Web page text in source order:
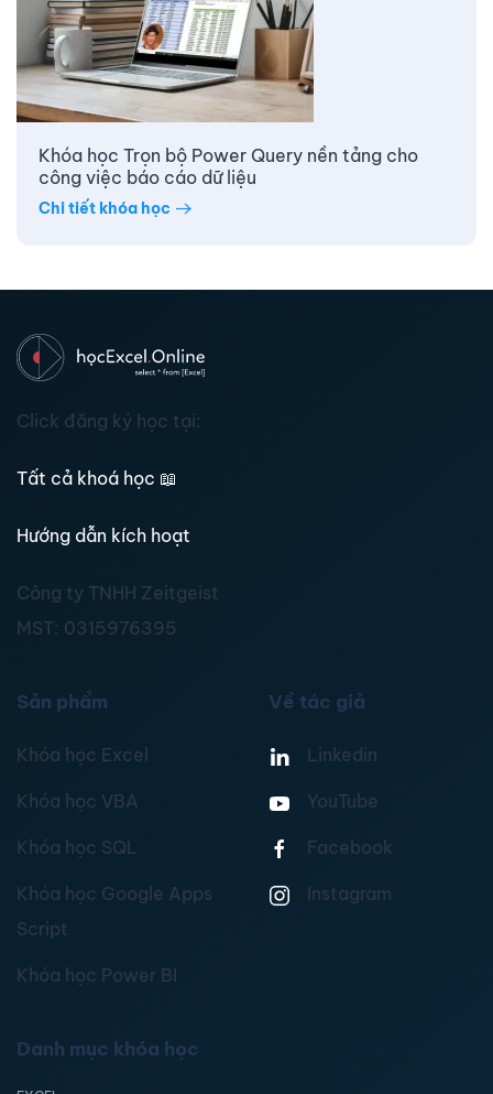
Khóa học Trọn bộ Power Query nền tảng cho
công việc báo cáo dữ liệu
Chi tiết khóa học
Click đăng ký học tại:
Tất cả khoá học 📖
Hướng dẫn kích hoạt
Công ty TNHH Zeitgeist
MST: 0315976395
Sản phẩm
Khóa học Excel
Khóa học VBA
Khóa học SQL
Khóa học Google Apps
Script
Khóa học Power BI
Về tác giả
Linkedin
YouTube
Facebook
Instagram
Danh mục khóa học